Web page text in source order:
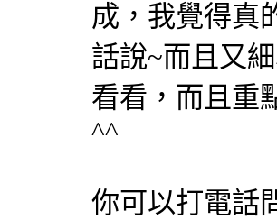
成，我覺得真
話說~而且又
看看，而且重
^^
你可以打電話